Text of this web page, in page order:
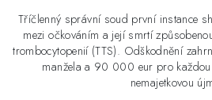
Tříčlenný správní soud první instance
mezi očkováním a její smrtí
trombocytopenií (TTS). Odškodnění
manžela a 90 000 eur pro
nemajetkovou